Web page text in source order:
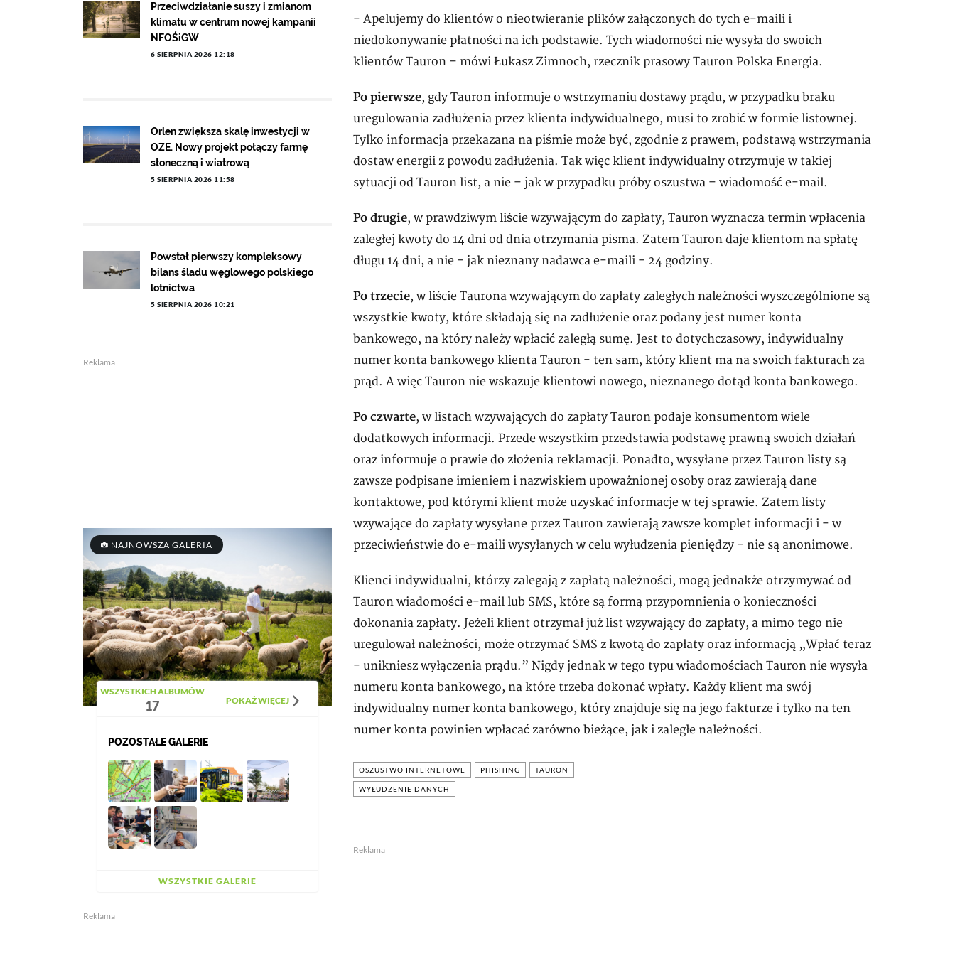
- Apelujemy do klientów o nieotwieranie plików załączonych do tych e-maili i
niedokonywanie płatności na ich podstawie. Tych wiadomości nie wysyła do swoich
klientów Tauron – mówi Łukasz Zimnoch, rzecznik prasowy Tauron Polska Energia.
Po pierwsze, gdy Tauron informuje o wstrzymaniu dostawy prądu, w przypadku braku
uregulowania zadłużenia przez klienta indywidualnego, musi to zrobić w formie listownej.
Tylko informacja przekazana na piśmie może być, zgodnie z prawem, podstawą wstrzymania
dostaw energii z powodu zadłużenia. Tak więc klient indywidualny otrzymuje w takiej
sytuacji od Tauron list, a nie – jak w przypadku próby oszustwa – wiadomość e-mail.
Po drugie, w prawdziwym liście wzywającym do zapłaty, Tauron wyznacza termin wpłacenia
zaległej kwoty do 14 dni od dnia otrzymania pisma. Zatem Tauron daje klientom na spłatę
długu 14 dni, a nie - jak nieznany nadawca e-maili - 24 godziny.
Po trzecie, w liście Taurona wzywającym do zapłaty zaległych należności wyszczególnione są
wszystkie kwoty, które składają się na zadłużenie oraz podany jest numer konta
bankowego, na który należy wpłacić zaległą sumę. Jest to dotychczasowy, indywidualny
numer konta bankowego klienta Tauron - ten sam, który klient ma na swoich fakturach za
prąd. A więc Tauron nie wskazuje klientowi nowego, nieznanego dotąd konta bankowego.
Po czwarte, w listach wzywających do zapłaty Tauron podaje konsumentom wiele
dodatkowych informacji. Przede wszystkim przedstawia podstawę prawną swoich działań
oraz informuje o prawie do złożenia reklamacji. Ponadto, wysyłane przez Tauron listy są
zawsze podpisane imieniem i nazwiskiem upoważnionej osoby oraz zawierają dane
kontaktowe, pod którymi klient może uzyskać informacje w tej sprawie. Zatem listy
wzywające do zapłaty wysyłane przez Tauron zawierają zawsze komplet informacji i - w
przeciwieństwie do e-maili wysyłanych w celu wyłudzenia pieniędzy - nie są anonimowe.
Klienci indywidualni, którzy zalegają z zapłatą należności, mogą jednakże otrzymywać od
Tauron wiadomości e-mail lub SMS, które są formą przypomnienia o konieczności
dokonania zapłaty. Jeżeli klient otrzymał już list wzywający do zapłaty, a mimo tego nie
uregulował należności, może otrzymać SMS z kwotą do zapłaty oraz informacją „Wpłać teraz
- unikniesz wyłączenia prądu.” Nigdy jednak w tego typu wiadomościach Tauron nie wysyła
numeru konta bankowego, na które trzeba dokonać wpłaty. Każdy klient ma swój
indywidualny numer konta bankowego, który znajduje się na jego fakturze i tylko na ten
numer konta powinien wpłacać zarówno bieżące, jak i zaległe należności.
OSZUSTWO INTERNETOWE PHISHING TAURON
WYŁUDZENIE DANYCH
Reklama
Przeciwdziałanie suszy i zmianom
klimatu w centrum nowej kampanii
NFOŚiGW
6 SIERPNIA 2026 12:18
Orlen zwiększa skalę inwestycji w
OZE. Nowy projekt połączy farmę
słoneczną i wiatrową
5 SIERPNIA 2026 11:58
Powstał pierwszy kompleksowy
bilans śladu węglowego polskiego
lotnictwa
5 SIERPNIA 2026 10:21
Reklama
NAJNOWSZA GALERIA
WSZYSTKICH ALBUMÓW
17 POKAŻ WIĘCEJ
POZOSTAŁE GALERIE
WSZYSTKIE GALERIE
Reklama